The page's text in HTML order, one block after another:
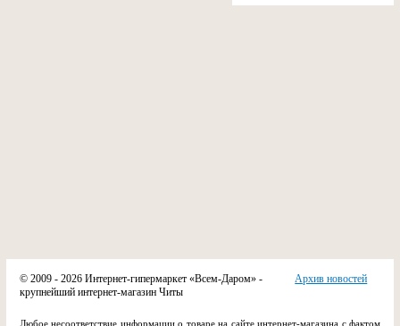
Архив новостей
© 2009 - 2026 Интернет-гипермаркет «Всем-Даром» -
крупнейший интернет-магазин Читы
Любое несоответствие информации о товаре на сайте интернет-магазина с фактом